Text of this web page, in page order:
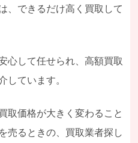
、できるだけ高く買取して
心して任せられ、高額買取
しています。
取価格が大きく変わること
売るときの、買取業者探し